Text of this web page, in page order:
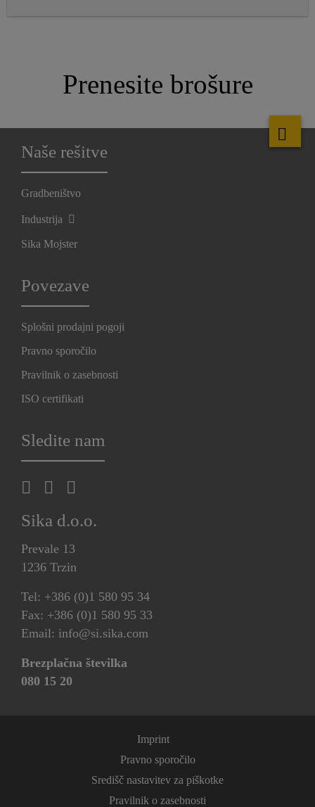
Prenesite brošure
Naše rešitve
Gradbeništvo
Industrija
Sika Mojster
Povezave
Splošni prodajni pogoji
Pravno sporočilo
Pravilnik o zasebnosti
ISO certifikati
Sledite nam
Sika d.o.o.
Prevale 13
1236 Trzin
Tel: +386 (0)1 580 95 34
Fax: +386 (0)1 580 95 33
Email: info@si.sika.com
Brezplačna številka
080 15 20
Imprint
Pravno sporočilo
Središč nastavitev za piškotke
Pravilnik o zasebnosti